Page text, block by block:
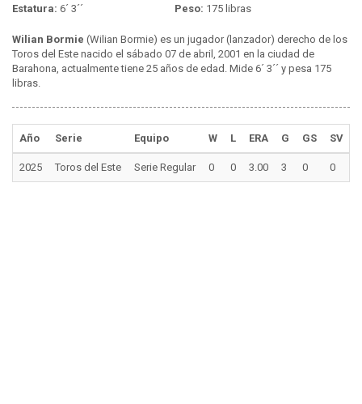
Estatura: 6´ 3´´ Peso: 175 libras
Wilian Bormie (Wilian Bormie) es un jugador (lanzador) derecho de los
Toros del Este nacido el sábado 07 de abril, 2001 en la ciudad de
Barahona, actualmente tiene 25 años de edad. Mide 6´ 3´´ y pesa 175
libras.
Año Serie Equipo W L ERA G GS SV
2025 Toros del Este Serie Regular 0 0 3.00 3 0 0